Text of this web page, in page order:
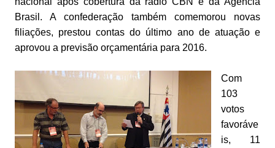
Brasil. A confederação também comemorou novas
filiações, prestou contas do último ano de atuação e
aprovou a previsão orçamentária para 2016.
Com
103
votos
favoráve
is, 11